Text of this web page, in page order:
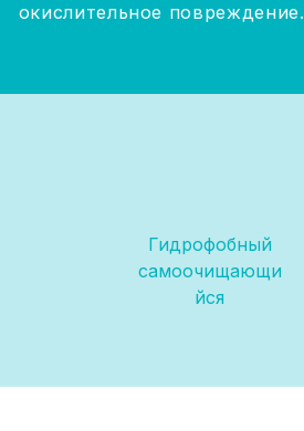
окислительное повреждение.
Гидрофобный
самоочищающи
йся